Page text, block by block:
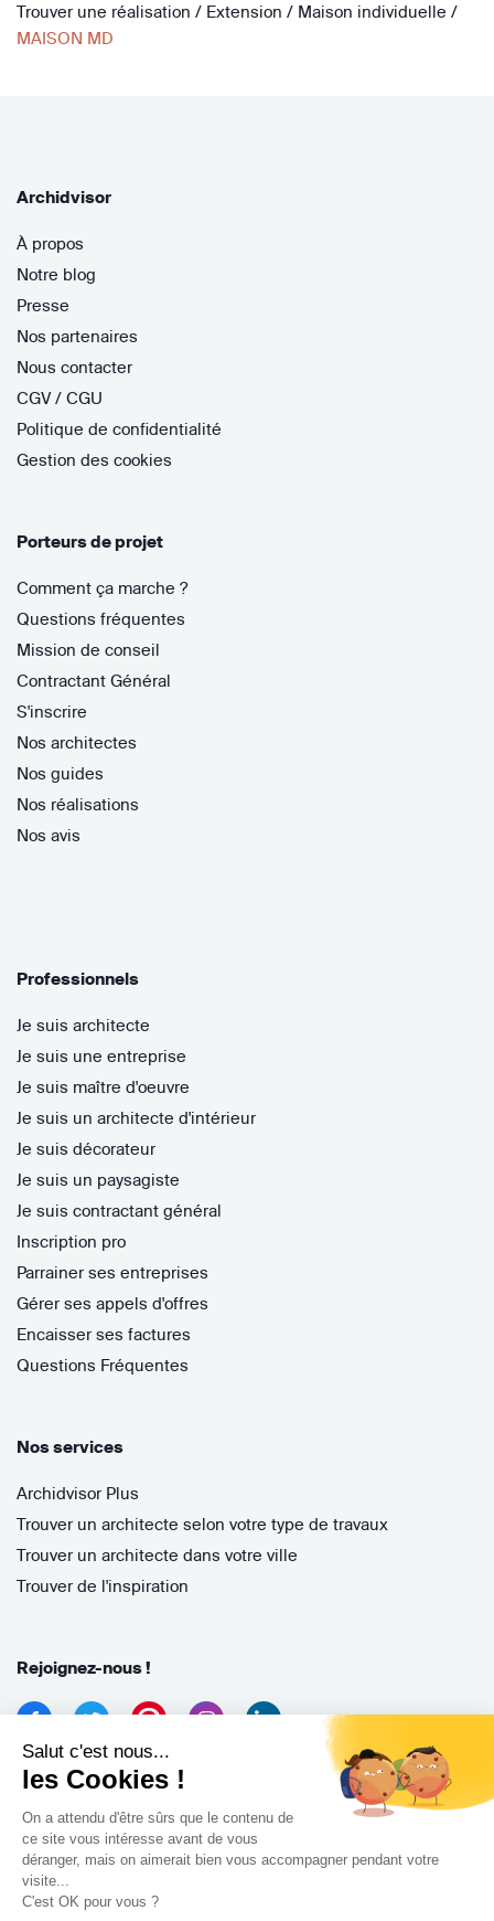
Salut c'est nous...
les Cookies !
On a attendu d'être sûrs que le contenu de
ce site vous intéresse avant de vous
déranger, mais on aimerait bien vous accompagner pendant votre
visite...
C'est OK pour vous ?
Trouver une réalisation / Extension / Maison individuelle /
MAISON MD
Archidvisor
À propos
Notre blog
Presse
Nos partenaires
Nous contacter
CGV / CGU
Politique de confidentialité
Gestion des cookies
Porteurs de projet
Comment ça marche ?
Questions fréquentes
Mission de conseil
Contractant Général
S'inscrire
Nos architectes
Nos guides
Nos réalisations
Nos avis
Professionnels
Je suis architecte
Je suis une entreprise
Je suis maître d'oeuvre
Je suis un architecte d'intérieur
Je suis décorateur
Je suis un paysagiste
Je suis contractant général
Inscription pro
Parrainer ses entreprises
Gérer ses appels d'offres
Encaisser ses factures
Questions Fréquentes
Nos services
Archidvisor Plus
Trouver un architecte selon votre type de travaux
Trouver un architecte dans votre ville
Trouver de l'inspiration
Rejoignez-nous !
Archidvisor
13 Rue des Cordeliers, 33000 Bordeaux, France